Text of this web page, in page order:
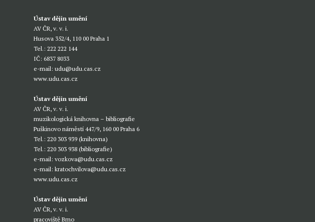
Ústav dějin umění
AV ČR, v. v. i.
Husova 352/4, 110 00 Praha 1
Tel.: 222 222 144
IČ: 6837 8033
e-mail:udu@udu.cas.cz
www.udu.cas.cz
Ústav dějin umění
AV ČR, v. v. i.
muzikologická knihovna – bibliografie
Puškinovo náměstí 447/9, 160 00 Praha 6
Tel.: 220 303 939 (knihovna)
Tel.: 220 303 938 (bibliografie)
e-mail:vozkova@udu.cas.cz
e-mail:kratochvilova@udu.cas.cz
www.udu.cas.cz
Ústav dějin umění
AV ČR, v. v. i.
pracoviště Brno